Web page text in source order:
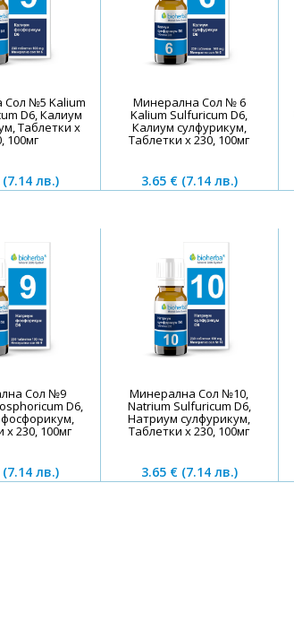
№5 Kalium
D6, Калиум
Таблетки х
100мг
(7.14 лв.)
Минерална Сол № 6
Kalium Sulfuricum D6,
Калиум сулфурикум,
Таблетки х 230, 100мг
3.65 € (7.14 лв.)
Сол №9
D6,
х 230, 100мг
(7.14 лв.)
Минерална Сол №10,
Natrium Sulfuricum D6,
Натриум сулфурикум,
Таблетки х 230, 100мг
3.65 € (7.14 лв.)